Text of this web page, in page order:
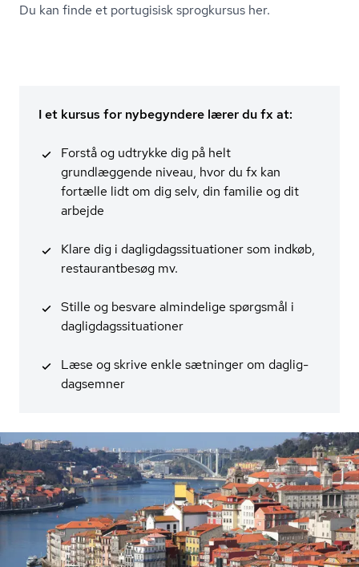
Du kan finde et portugisisk sprogkursus her.
I et kursus for nybegyndere lærer du fx at:
Forstå og udtrykke dig på helt
grundlæggende niveau, hvor du fx kan
fortælle lidt om dig selv, din familie og dit
arbejde
Klare dig i dag­lig­dags­si­tu­a­tio­ner som indkøb,
re­stau­rant­be­søg mv.
Stille og besvare almindelige spørgsmål i
dag­lig­dags­si­tu­a­tio­ner
Læse og skrive enkle sætninger om dag­lig­
dagsem­ner